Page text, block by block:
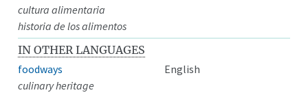
cultura alimentaria
historia de los alimentos
IN OTHER LANGUAGES
foodways
English
culinary heritage